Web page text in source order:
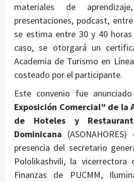
materiales de
presentaciones, podcast,
se estima entre 30 y 40
caso, se otorgará un
Academia de Turismo en
costeado por el participante.
Este convenio fue
Exposición Comercial” de la
de Hoteles y
Dominicana
presencia del secretario
Pololikashvili, la vicerrectora
Finanzas de PUCMM,